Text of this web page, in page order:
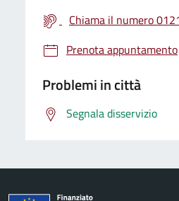
Chiama il numero
Prenota appuntamento
Problemi in città
Segnala disservizio